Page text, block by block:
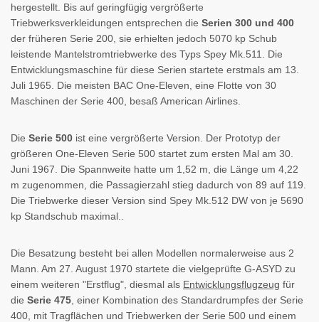
hergestellt. Bis auf geringfügig vergrößerte
Triebwerksverkleidungen entsprechen die Serien 300 und 400
der früheren Serie 200, sie erhielten jedoch 5070 kp Schub
leistende Mantelstromtriebwerke des Typs Spey Mk.511. Die
Entwicklungsmaschine für diese Serien startete erstmals am 13.
Juli 1965. Die meisten BAC One-Eleven, eine Flotte von 30
Maschinen der Serie 400, besaß American Airlines.
Die Serie 500 ist eine vergrößerte Version. Der Prototyp der
größeren One-Eleven Serie 500 startet zum ersten Mal am 30.
Juni 1967. Die Spannweite hatte um 1,52 m, die Länge um 4,22
m zugenommen, die Passagierzahl stieg dadurch von 89 auf 119.
Die Triebwerke dieser Version sind Spey Mk.512 DW von je 5690
kp Standschub maximal..
Die Besatzung besteht bei allen Modellen normalerweise aus 2
Mann. Am 27. August 1970 startete die vielgeprüfte G-ASYD zu
einem weiteren "Erstflug", diesmal als Entwicklungsflugzeug für
die Serie 475 , einer Kombination des Standardrumpfes der Serie
400, mit Tragflächen und Triebwerken der Serie 500 und einem